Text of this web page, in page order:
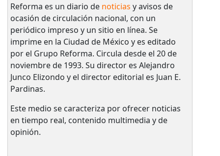
Reforma es un diario de noticias y avisos de
ocasión de circulación nacional, con un
periódico impreso y un sitio en línea. Se
imprime en la Ciudad de México y es editado
por el Grupo Reforma. Circula desde el 20 de
noviembre de 1993. Su director es Alejandro
Junco Elizondo y el director editorial es Juan E.
Pardinas.
Este medio se caracteriza por ofrecer noticias
en tiempo real, contenido multimedia y de
opinión.